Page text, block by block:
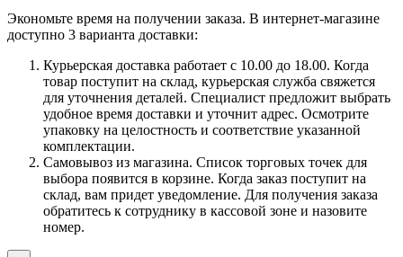
Экономьте время на получении заказа. В интернет-магазине
доступно 3 варианта доставки:
Курьерская доставка работает с 10.00 до 18.00. Когда
товар поступит на склад, курьерская служба свяжется
для уточнения деталей. Специалист предложит выбрать
удобное время доставки и уточнит адрес. Осмотрите
упаковку на целостность и соответствие указанной
комплектации.
Самовывоз из магазина. Список торговых точек для
выбора появится в корзине. Когда заказ поступит на
склад, вам придет уведомление. Для получения заказа
обратитесь к сотруднику в кассовой зоне и назовите
номер.